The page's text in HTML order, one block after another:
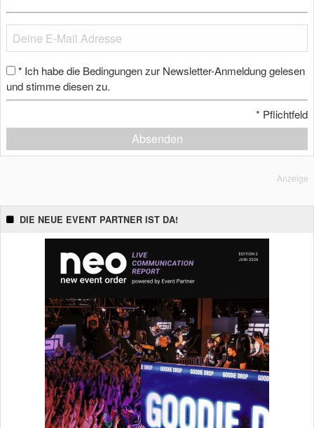
* Ich habe die Bedingungen zur Newsletter-Anmeldung gelesen
und stimme diesen zu.
* Pflichtfeld
Absenden
Anzeige
DIE NEUE EVENT PARTNER IST DA!